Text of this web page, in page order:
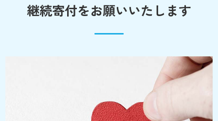
継続寄付をお願いいたします